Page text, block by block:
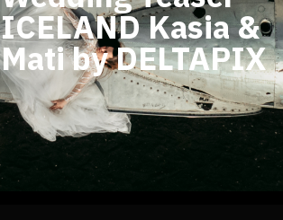
A & M LOVE from
ITALY